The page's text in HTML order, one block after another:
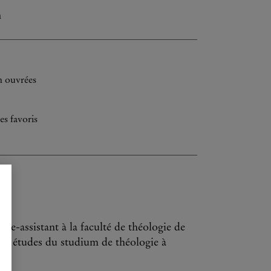
ouvrées
favoris
assistant à la faculté de théologie de
études du studium de théologie à